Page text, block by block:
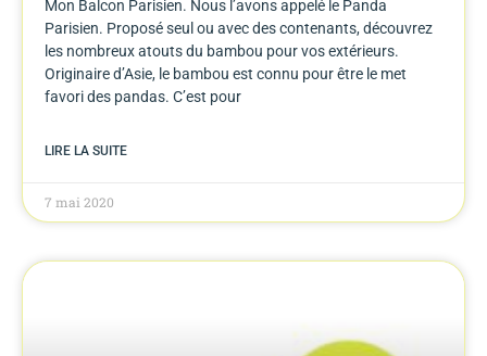
Mon Balcon Parisien. Nous l’avons appelé le Panda
Parisien. Proposé seul ou avec des contenants, découvrez
les nombreux atouts du bambou pour vos extérieurs.
Originaire d’Asie, le bambou est connu pour être le met
favori des pandas. C’est pour
LIRE LA SUITE
7 mai 2020